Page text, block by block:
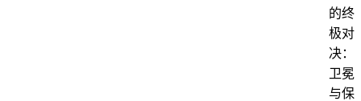
的终
极对
决：
卫冕
与保